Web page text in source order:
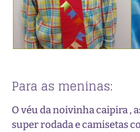
Para as meninas:
O véu da noivinha caipira ,
super rodada e camisetas